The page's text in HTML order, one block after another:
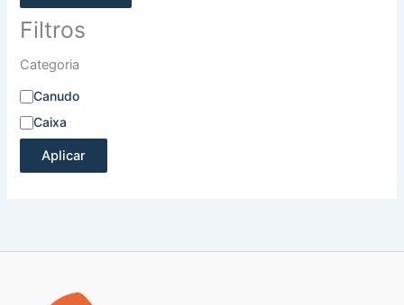
Filtros
Categoria
Canudo
Caixa
Aplicar